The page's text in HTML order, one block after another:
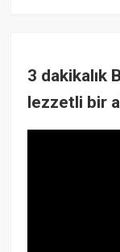
3 dakikalık
lezzetli bir